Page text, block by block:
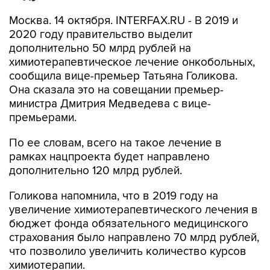
Москва. 14 октября. INTERFAX.RU - В 2019 и
2020 году правительство выделит
дополнительно 50 млрд рублей на
химиотерапевтическое лечение онкобольных,
сообщила вице-премьер Татьяна Голикова.
Она сказала это на совещании премьер-
министра Дмитрия Медведева с вице-
премьерами.
По ее словам, всего на такое лечение в
рамках нацпроекта будет направлено
дополнительно 120 млрд рублей.
Голикова напомнила, что в 2019 году на
увеличение химиотерапевтического лечения в
бюджет фонда обязательного медицинского
страхования было направлено 70 млрд рублей,
что позволило увеличить количество курсов
химиотерапии.